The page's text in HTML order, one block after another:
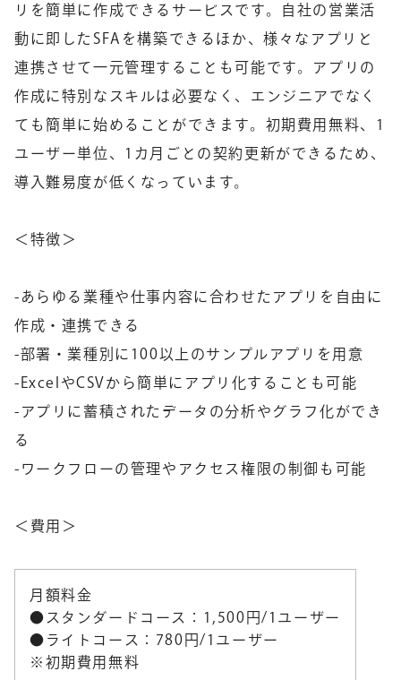
リを簡単に作成できるサービスです。自社の営業活
動に即したSFAを構築できるほか、様々なアプリと
連携させて一元管理することも可能です。アプリの
作成に特別なスキルは必要なく、エンジニアでなく
ても簡単に始めることができます。初期費用無料、1
ユーザー単位、1カ月ごとの契約更新ができるため、
導入難易度が低くなっています。
＜特徴＞
-あらゆる業種や仕事内容に合わせたアプリを自由に
作成・連携できる
-部署・業種別に100以上のサンプルアプリを用意
-ExcelやCSVから簡単にアプリ化することも可能
-アプリに蓄積されたデータの分析やグラフ化ができ
る
-ワークフローの管理やアクセス権限の制御も可能
＜費用＞
月額料金
●スタンダードコース：1,500円/1ユーザー
●ライトコース：780円/1ユーザー
※初期費用無料